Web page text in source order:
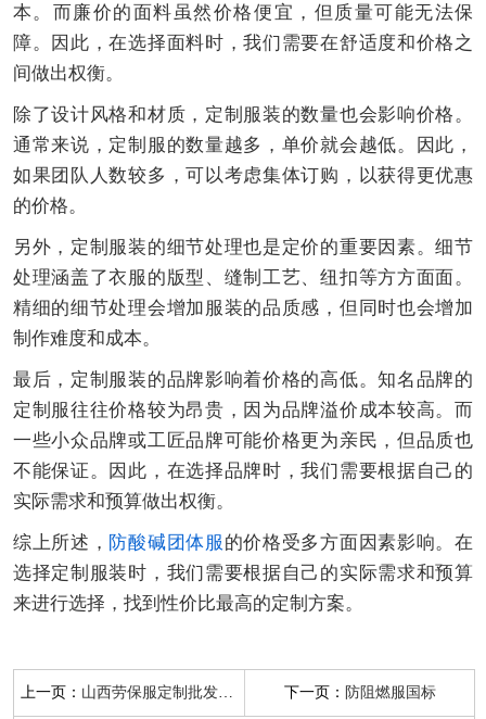
本。而廉价的面料虽然价格便宜，但质量可能无法保
障。因此，在选择面料时，我们需要在舒适度和价格之
间做出权衡。
除了设计风格和材质，定制服装的数量也会影响价格。
通常来说，定制服的数量越多，单价就会越低。因此，
如果团队人数较多，可以考虑集体订购，以获得更优惠
的价格。
另外，定制服装的细节处理也是定价的重要因素。细节
处理涵盖了衣服的版型、缝制工艺、纽扣等方方面面。
精细的细节处理会增加服装的品质感，但同时也会增加
制作难度和成本。
最后，定制服装的品牌影响着价格的高低。知名品牌的
定制服往往价格较为昂贵，因为品牌溢价成本较高。而
一些小众品牌或工匠品牌可能价格更为亲民，但品质也
不能保证。因此，在选择品牌时，我们需要根据自己的
实际需求和预算做出权衡。
综上所述， 防酸碱团体服 的价格受多方面因素影响。在
选择定制服装时，我们需要根据自己的实际需求和预算
来进行选择，找到性价比最高的定制方案。
上一页： 山西劳保服定制批发厂家 下一页： 防阻燃服国标